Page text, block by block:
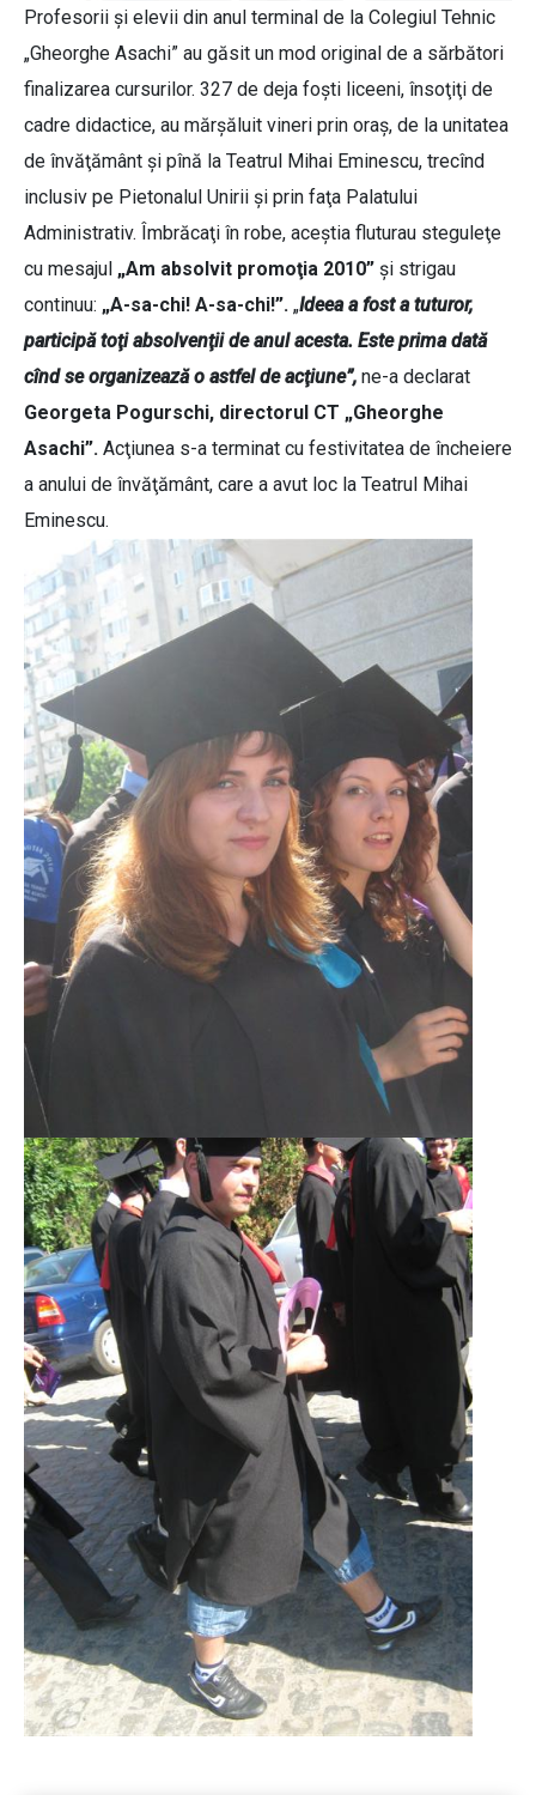
Profesorii şi elevii din anul terminal de la Colegiul Tehnic
„Gheorghe Asachi” au găsit un mod original de a sărbători
finalizarea cursurilor. 327 de deja foşti liceeni, însoţiţi de
cadre didactice, au mărşăluit vineri prin oraş, de la unitatea
de învăţământ şi pînă la Teatrul Mihai Eminescu, trecînd
inclusiv pe Pietonalul Unirii şi prin faţa Palatului
Administrativ. Îmbrăcaţi în robe, aceştia fluturau steguleţe
cu mesajul „Am absolvit promoţia 2010” şi strigau
continuu: „A-sa-chi! A-sa-chi!”. „Ideea a fost a tuturor,
participă toţi absolvenţii de anul acesta. Este prima dată
cînd se organizează o astfel de acţiune”, ne-a declarat
Georgeta Pogurschi, directorul CT „Gheorghe
Asachi”. Acţiunea s-a terminat cu festivitatea de încheiere
a anului de învăţământ, care a avut loc la Teatrul Mihai
Eminescu.